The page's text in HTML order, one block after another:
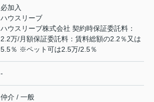
必加入
ハウスリーブ
ハウスリーブ株式会社 契約時保証委託料：
2.2万/月額保証委託料：賃料総額の2.2％又は
5.5％ ※ペット可は2.5万/2.5％
-
仲介 / 一般